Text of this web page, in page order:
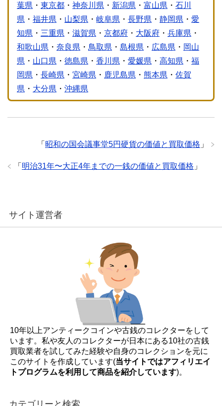
葉県 ・ 東京都 ・ 神奈川県 ・ 新潟県 ・ 富山県 ・ 石川
県 ・ 福井県 ・ 山梨県 ・ 岐阜県 ・ 長野県 ・ 静岡県 ・ 愛
知県 ・ 三重県 ・ 滋賀県 ・ 京都府 ・ 大阪府 ・ 兵庫県 ・
和歌山県 ・ 奈良県 ・ 鳥取県 ・ 島根県 ・ 広島県 ・ 岡山
県 ・ 山口県 ・ 徳島県 ・ 香川県 ・ 愛媛県 ・ 高知県 ・ 福
岡県 ・ 長崎県 ・ 宮崎県 ・ 鹿児島県 ・ 熊本県 ・ 佐賀
県 ・ 大分県 ・ 沖縄県
「 昭和の国会議事堂5円硬貨の価値と買取価格 」
「 明治31年〜大正4年までの一銭の価値と買取価格 」
サイト運営者
10年以上アンティークコインや古銭のコレクターをして
います。私や友人のコレクターが日本にある10社の古銭
買取業者を試してみた経験や自身のコレクションを元に
このサイトを作成しています(当サイトではアフィリエイ
トプログラムを利用して商品を紹介しています)。
カテゴリーと検索